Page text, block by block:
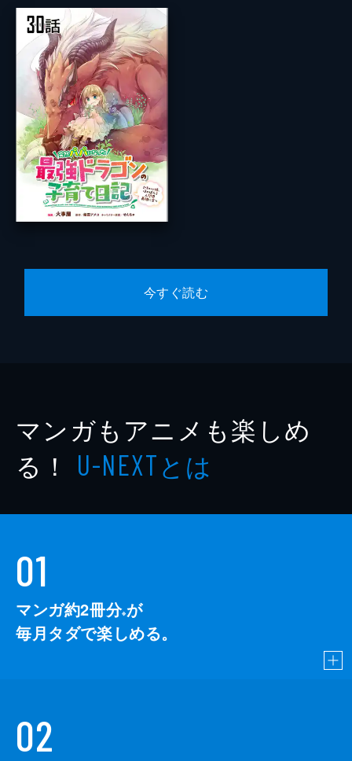
今すぐ読む
マンガもアニメも楽しめ
る！ U-NEXTとは
01
マンガ約2冊分※が
毎月タダで楽しめる。
02